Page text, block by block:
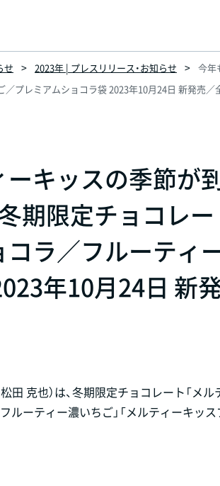
せ 2023年 | プレスリリース・お知らせ
今年
プレミアムショコラ袋 2023年10月24日 新発売／
キッスの季節が
期限定チョコレー
ラ／フルーティ
年10月24日 新
田 克也）は、冬期限定チョコレート「メ
ルーティー濃いちご」「メルティーキッ